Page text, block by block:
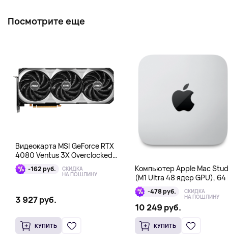
Посмотрите еще
Видеокарта MSI GeForce RTX
4080 Ventus 3X Overclocked
16GB DDR6X
-162 руб. СКИДКА
НА ПОШЛИНУ
3 927 руб.
КУПИТЬ
Компьютер Apple Mac
(M1 Ultra 48 ядер GPU), 64
1 Тб -478 руб. СКИДКА
НА ПОШЛИНУ
10 249 руб.
КУПИТЬ